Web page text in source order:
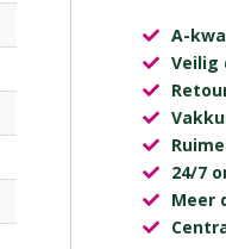
A-
Veilig
24/7
Meer